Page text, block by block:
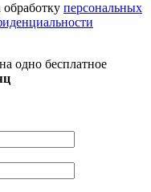
персональных
одно бесплатное